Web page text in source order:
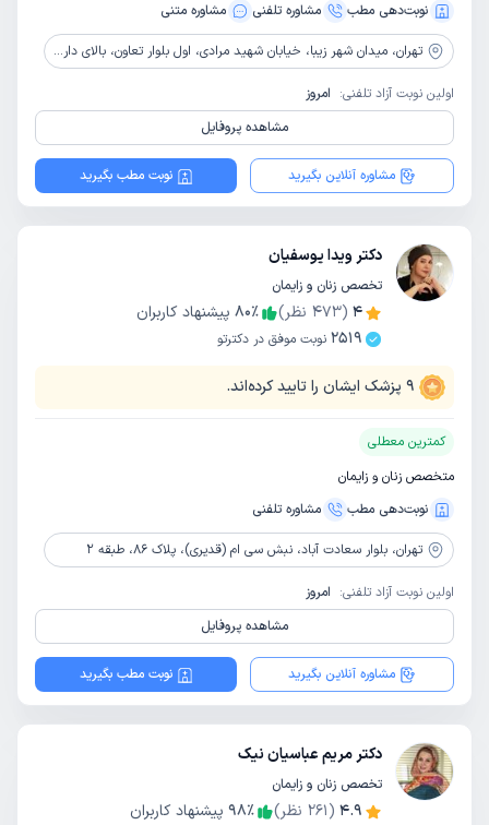
نوبت‌دهی مطب
مشاوره‌ تلفنی مشاوره‌ متنی
تهران، میدان شهر زیبا، خیابان شهید مرادی، اول بلوار تعاون، بالای داروخانه دکتر نظیری، ساختمان پزشکان ایران، طبقه 3 واحد 6
اولین نوبت آزاد تلفنی: امروز
مشاهده پروفایل
مشاوره آنلاین بگیرید نوبت مطب بگیرید
دکتر ویدا یوسفیان
تخصص زنان و زایمان
4
(
473 نظر) 80٪
پیشنهاد کاربران
2519 نوبت موفق در دکترتو
9 پزشک ایشان را تایید کرده‌اند.
کمترین معطلی
متخصص زنان و زایمان
نوبت‌دهی مطب
مشاوره‌ تلفنی
تهران، بلوار سعادت آباد، نبش سی ام (قدیری)، پلاک 86، طبقه 2
اولین نوبت آزاد تلفنی: امروز
مشاهده پروفایل
مشاوره آنلاین بگیرید نوبت مطب بگیرید
دکتر مریم عباسیان نیک
تخصص زنان و زایمان
4.9
(
261 نظر) 98٪
پیشنهاد کاربران